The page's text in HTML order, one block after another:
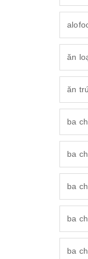
ăn
ăn
ba
ba
ba
ba
ba